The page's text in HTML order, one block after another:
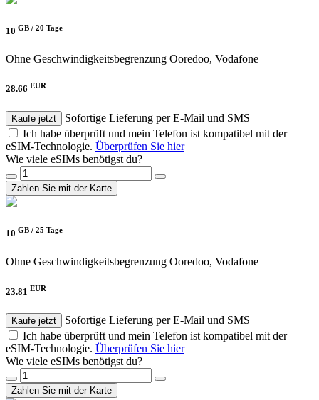
10 GB / 20 Tage
Ohne Geschwindigkeitsbegrenzung Ooredoo, Vodafone
28.66 EUR
Kaufe jetzt
Sofortige Lieferung per E-Mail und SMS
Ich habe überprüft und mein Telefon ist kompatibel mit der
eSIM-Technologie. Überprüfen Sie hier
Wie viele eSIMs benötigst du?
Zahlen Sie mit der Karte
10 GB / 25 Tage
Ohne Geschwindigkeitsbegrenzung Ooredoo, Vodafone
23.81 EUR
Kaufe jetzt
Sofortige Lieferung per E-Mail und SMS
Ich habe überprüft und mein Telefon ist kompatibel mit der
eSIM-Technologie. Überprüfen Sie hier
Wie viele eSIMs benötigst du?
Zahlen Sie mit der Karte